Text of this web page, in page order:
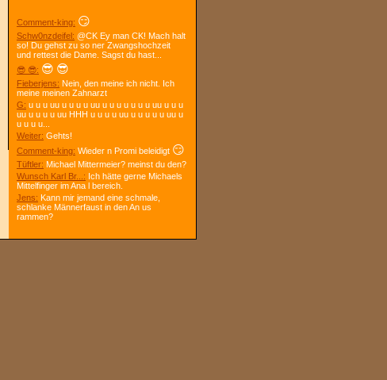
Comment-king: 😏
Schw0nzdeifel: @CK Ey man CK! Mach halt
so! Du gehst zu so ner Zwangshochzeit
und rettest die Dame. Sagst du hast...
😎 😎: 😎 😎
Fieberjens: Nein, den meine ich nicht. Ich
meine meinen Zahnarzt
G: u u u uu u u u u uu u u u u u u u uu u u u
uu u u u u uu HHH u u u u uu u u u u u uu u
u u u u...
Weiter: Gehts!
Comment-king: Wieder n Promi beleidigt 😏
Tüftler: Michael Mittermeier? meinst du den?
Wunsch Karl Br...: Ich hätte gerne Michaels
Mittelfinger im Ana l bereich.
Jens: Kann mir jemand eine schmale,
schlanke Männerfaust in den An us
rammen?